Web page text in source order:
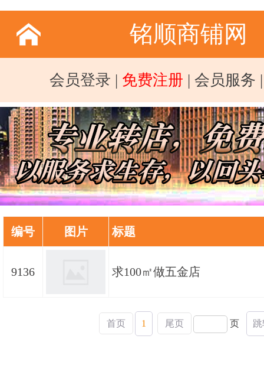
铭顺商铺网
会员登录 | 免费注册 | 会员服务
编号 图片 标题
9136 求100㎡做五金店
首页 1 尾页 页